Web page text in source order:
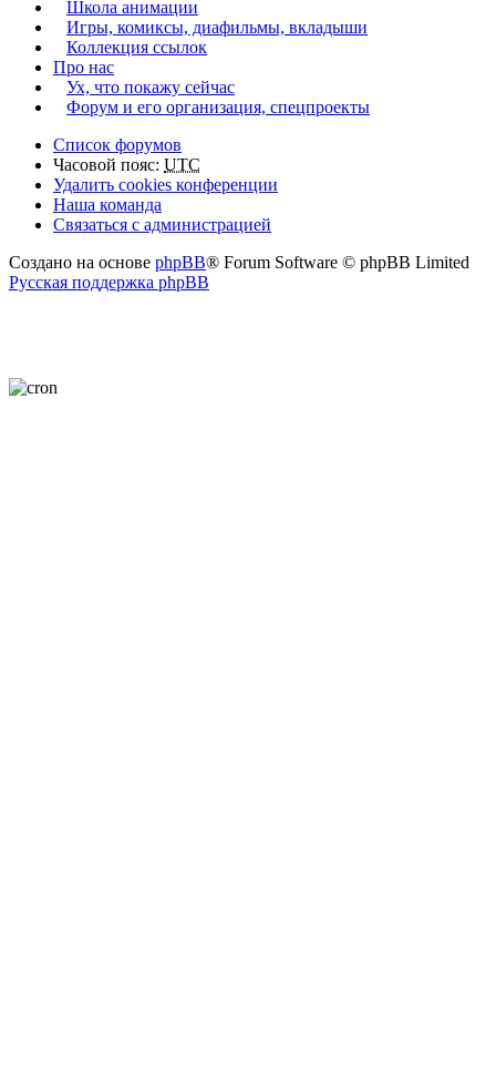
Школа анимации
Игры, комиксы, диафильмы, вкладыши
Коллекция ссылок
Про нас
Ух, что покажу сейчас
Форум и его организация, спецпроекты
Список форумов
Часовой пояс: UTC
Удалить cookies конференции
Наша команда
Связаться с администрацией
Создано на основе phpBB® Forum Software © phpBB Limited
Русская поддержка phpBB